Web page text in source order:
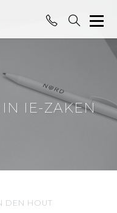
IN IE-ZAKEN
DEN HOUT